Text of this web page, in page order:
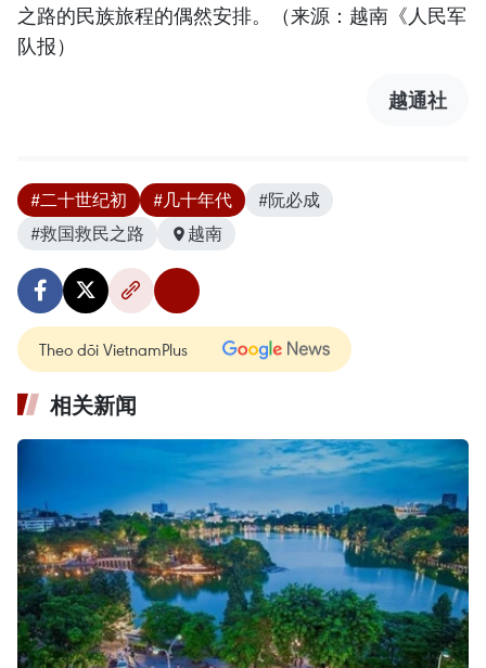
之路的民族旅程的偶然安排。（来源：越南《人民军
队报）
越通社
#二十世纪初 #几十年代
#阮必成
#救国救民之路
越南
Theo dõi VietnamPlus
相关新闻